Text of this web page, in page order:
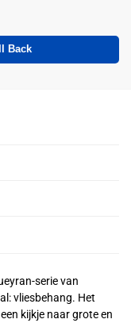
Back
serie van
vliesbehang. Het
kijkje naar grote en